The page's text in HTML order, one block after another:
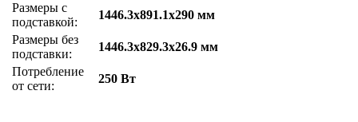
Размеры с
подставкой:
1446.3x891.1x290 мм
Размеры без
подставки:
1446.3x829.3x26.9 мм
Потребление
от сети:
250 Вт